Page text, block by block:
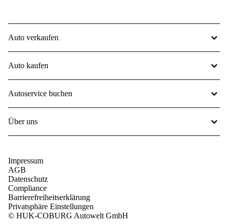
Auto verkaufen
Auto kaufen
Autoservice buchen
Über uns
Impressum
AGB
Datenschutz
Compliance
Barrierefreiheitserklärung
Privatsphäre Einstellungen
© HUK-COBURG Autowelt GmbH